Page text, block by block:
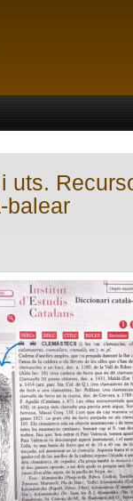
uts.
balear